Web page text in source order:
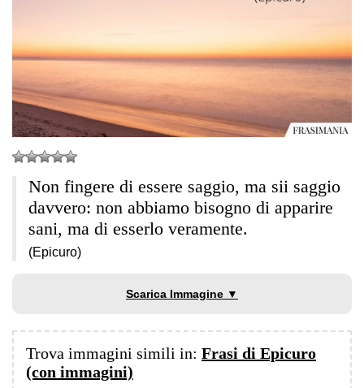
Non fingere di essere saggio, ma sii saggio
davvero: non abbiamo bisogno di apparire
sani, ma di esserlo veramente.
(Epicuro)
Scarica Immagine ▼
Trova immagini simili in: Frasi di Epicuro
(con immagini)